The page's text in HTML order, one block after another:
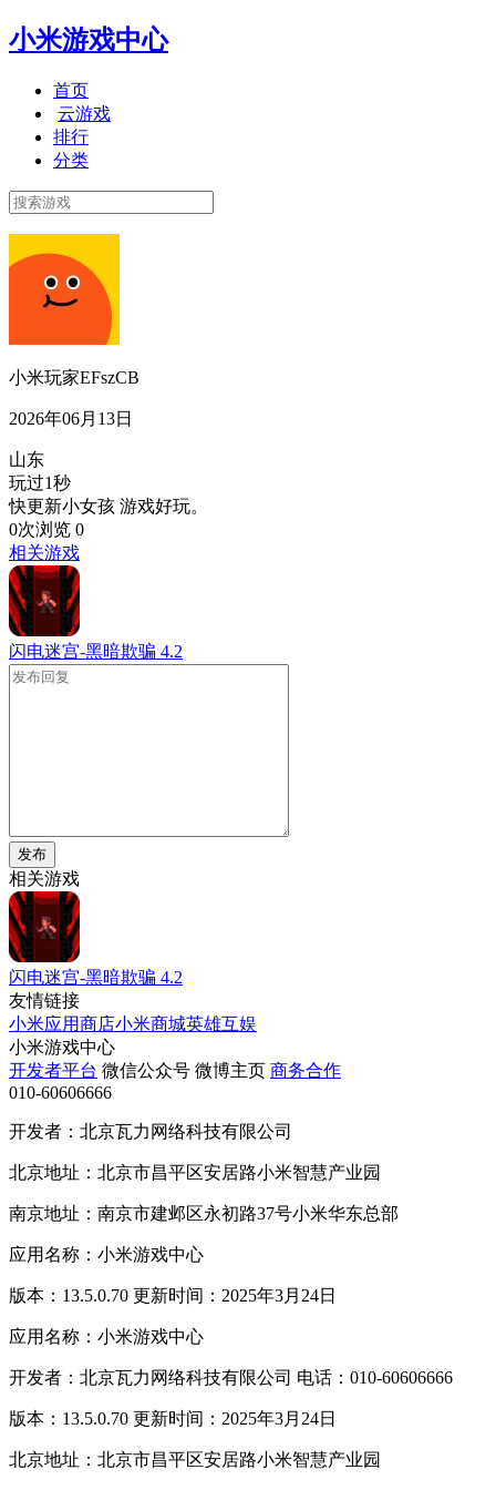
小米游戏中心
首页
云游戏
排行
分类
小米玩家EFszCB
2026年06月13日
山东
玩过1秒
快更新小女孩 游戏好玩。
0次浏览 0
相关游戏
闪电迷宫-黑暗欺骗 4.2
发布
相关游戏
闪电迷宫-黑暗欺骗 4.2
友情链接
小米应用商店小米商城英雄互娱
小米游戏中心
开发者平台 微信公众号 微博主页 商务合作
010-60606666
开发者：北京瓦力网络科技有限公司
北京地址：北京市昌平区安居路小米智慧产业园
南京地址：南京市建邺区永初路37号小米华东总部
应用名称：小米游戏中心
版本：13.5.0.70 更新时间：2025年3月24日
应用名称：小米游戏中心
开发者：北京瓦力网络科技有限公司 电话：010-60606666
版本：13.5.0.70 更新时间：2025年3月24日
北京地址：北京市昌平区安居路小米智慧产业园